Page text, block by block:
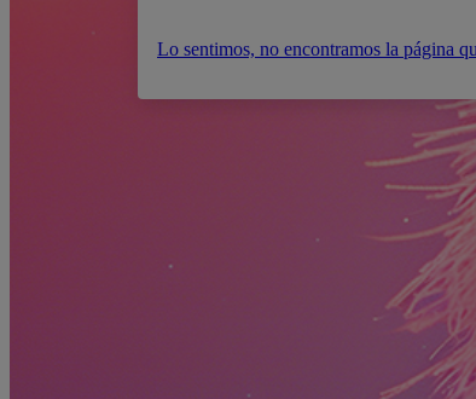
Lo sentimos, no encontramos la página